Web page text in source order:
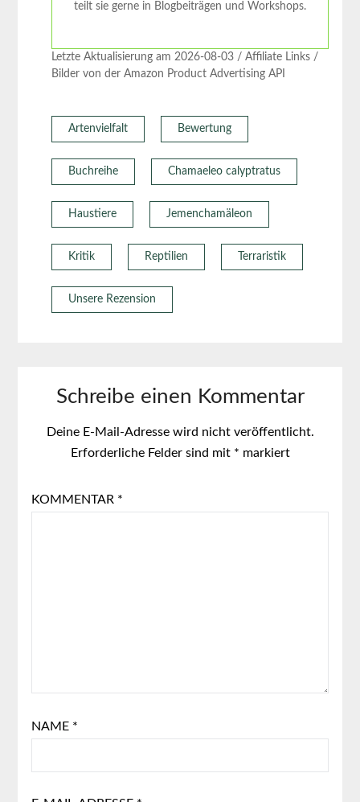
teilt sie gerne in Blogbeiträgen und Workshops.
Letzte Aktualisierung am 2026-08-03 / Affiliate Links /
Bilder von der Amazon Product Advertising API
Artenvielfalt Bewertung
Buchreihe Chamaeleo calyptratus
Haustiere Jemenchamäleon
Kritik Reptilien Terraristik
Unsere Rezension
Schreibe einen Kommentar
Deine E-Mail-Adresse wird nicht veröffentlicht.
Erforderliche Felder sind mit * markiert
KOMMENTAR *
NAME *